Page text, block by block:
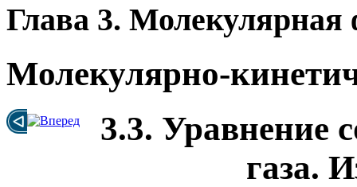
Глава 3.
Молекулярно-
3.3. Уравнение
газа.